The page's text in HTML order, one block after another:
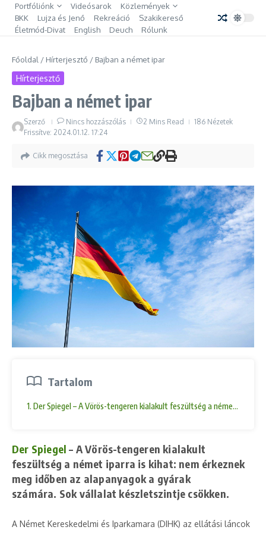
Ugrás a tartalomhoz
Portfóliónk Videósarok
Közlemények
BKK
Lujza és Jenő Rekreáció
Szakikereső
Életmód-Divat
English Deuch Rólunk
Főoldal / Hírterjesztő / Bajban a német ipar
Hírterjesztő
Bajban a német ipar
Szerző Nincs hozzászólás 2 Mins Read
186 Nézetek
Frissítve: 2024.01.12. 17:24
Cikk megosztása
Tartalom
1. Der Spiegel – A Vörös-tengeren kialakult feszültség a német iparra
Der Spiegel – A Vörös-tengeren kialakult
feszültség a német iparra is kihat: nem érkeznek
meg időben az alapanyagok a gyárak
számára. Sok vállalat készletszintje csökken.
A Német Kereskedelmi és Iparkamara (DIHK) az ellátási láncok